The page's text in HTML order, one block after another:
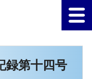
録第十四号